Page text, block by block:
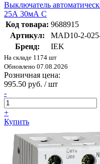
Выключатель
25А 30мА С
Код товара: 9688915
Артикул:
MAD10-2-
Бренд:
IEK
На складе 1174 шт
Обновлено 07.08.2026
Розничная цена:
995.50 руб. / шт
-
+
Купить